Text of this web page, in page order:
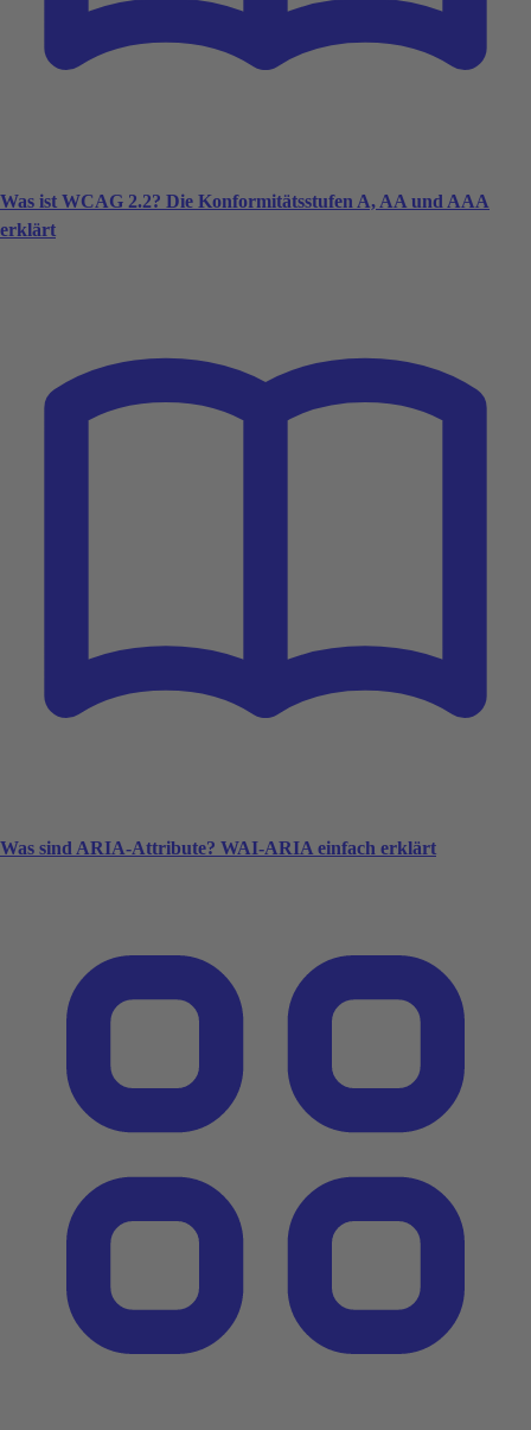
Was ist WCAG 2.2? Die Konformitätsstufen A, AA und AAA
erklärt
Was sind ARIA-Attribute? WAI-ARIA einfach erklärt